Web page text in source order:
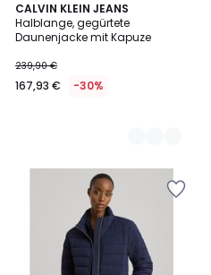
CALVIN KLEIN JEANS
Halblange, gegürtete
Daunenjacke mit Kapuze
239,90 €
167,93 € -30%
2
Farben